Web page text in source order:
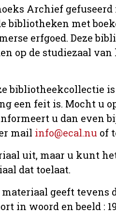
Archief
bibliotheken met
erfgoed. Deze
op de studiezaal
bibliotheekcollectie
een feit is. Mocht u
u dan even
mail info@ecal.nu of
uit, maar u kunt
dat toelaat.
geeft tevens
in woord en beeld :